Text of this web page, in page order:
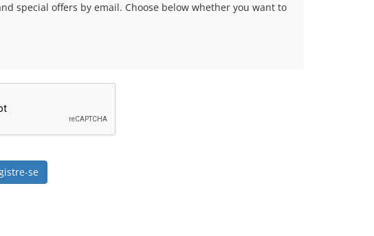
special offers by email. Choose below whether you want to